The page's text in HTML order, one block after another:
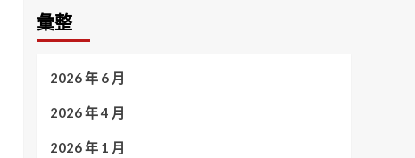
彙整
2026 年 6 月
2026 年 4 月
2026 年 1 月